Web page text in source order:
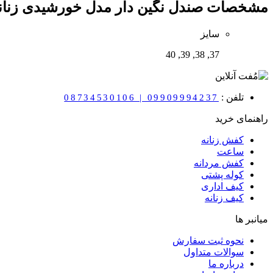
مشخصات صندل نگین دار مدل خورشیدی زنانه
سایز
37, 38, 39, 40
تلفن : 08734530106 | 09909994237
راهنمای خرید
کفش زنانه
ساعت
کفش مردانه
کوله پشتی
کیف اداری
کیف زنانه
میانبر ها
نحوه ثبت سفارش
سوالات متداول
درباره ما